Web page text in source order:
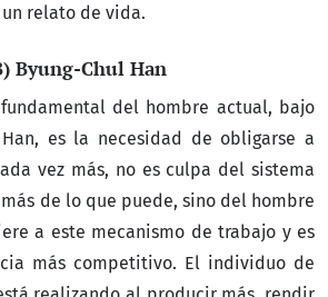
relato de vida.
Byung-Chul Han
del hombre actual, bajo
es la necesidad de obligarse a
vez más, no es culpa del sistema
de lo que puede, sino del hombre
a este mecanismo de trabajo y es
más competitivo. El individuo de